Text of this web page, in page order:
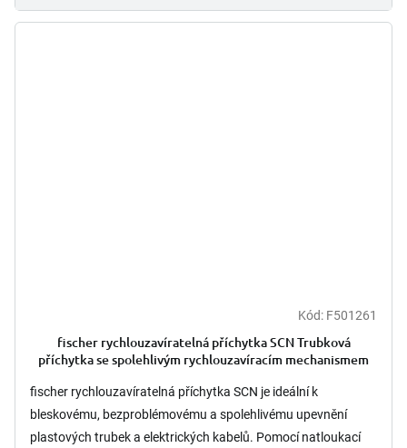
Kód: F501261
fischer rychlouzavíratelná příchytka SCN Trubková
příchytka se spolehlivým rychlouzavíracím mechanismem
fischer rychlouzavíratelná příchytka SCN je ideální k
bleskovému, bezproblémovému a spolehlivému upevnění
plastových trubek a elektrických kabelů. Pomocí natloukací